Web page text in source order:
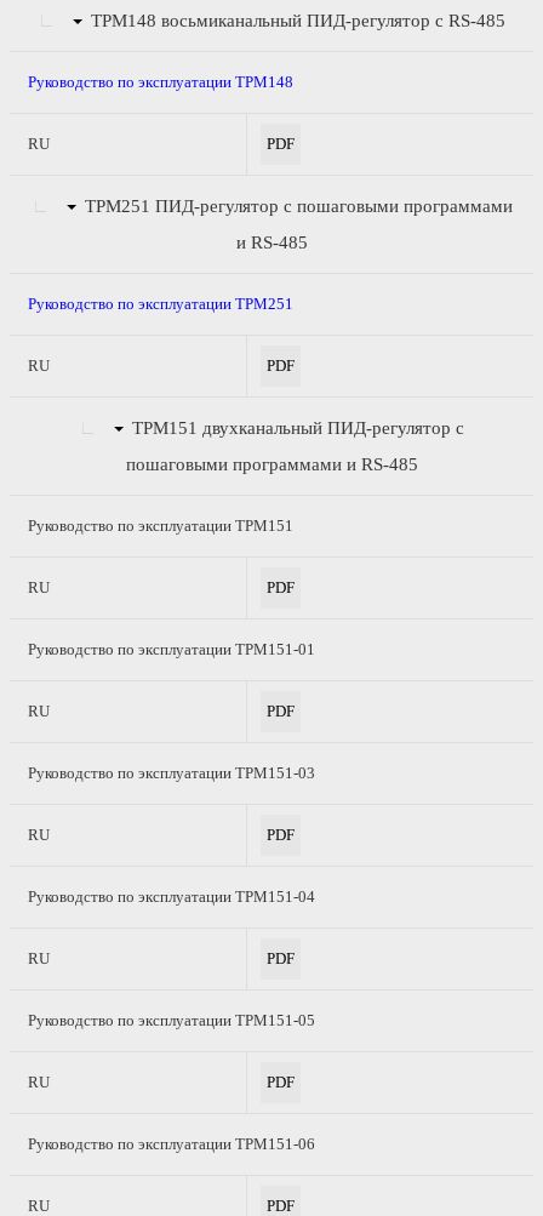
ТРМ148 восьмиканальный ПИД-регулятор с RS-485
Руководство по эксплуатации ТРМ148
RU PDF
ТРМ251 ПИД-регулятор с пошаговыми программами
и RS-485
Руководство по эксплуатации ТРМ251
RU PDF
ТРМ151 двухканальный ПИД-регулятор с
пошаговыми программами и RS-485
Руководство по эксплуатации ТРМ151
RU PDF
Руководство по эксплуатации ТРМ151-01
RU PDF
Руководство по эксплуатации ТРМ151-03
RU PDF
Руководство по эксплуатации ТРМ151-04
RU PDF
Руководство по эксплуатации ТРМ151-05
RU PDF
Руководство по эксплуатации ТРМ151-06
RU PDF